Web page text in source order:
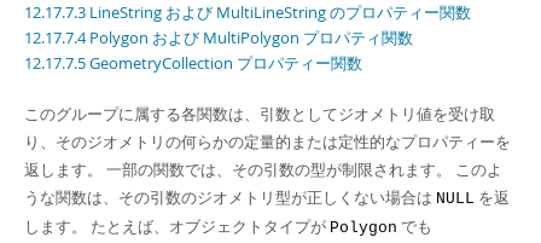
MySQL.com
Downloads
Developer Zone
12.17.7.3 LineString および MultiLineString のプロパティー関数
12.17.7.4 Polygon および MultiPolygon プロパティ関数
12.17.7.5 GeometryCollection プロパティー関数
このグループに属する各関数は、引数としてジオメトリ値を受け取
り、そのジオメトリの何らかの定量的または定性的なプロパティーを
返します。 一部の関数では、その引数の型が制限されます。 このよ
うな関数は、その引数のジオメトリ型が正しくない場合は NULL を返
します。 たとえば、オブジェクトタイプが Polygon でも